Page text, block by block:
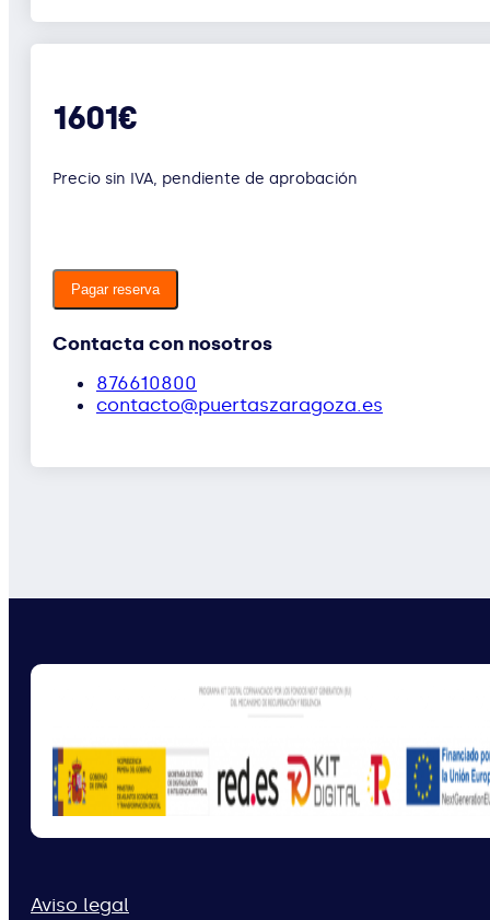
1601€
Precio sin IVA, pendiente de aprobación
Pagar reserva
Contacta con nosotros
876610800
contacto@puertaszaragoza.es
Aviso legal